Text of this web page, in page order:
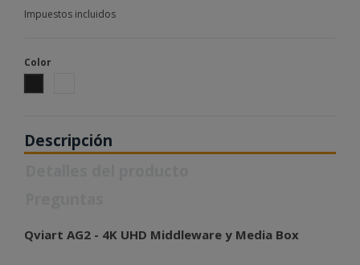
Impuestos incluidos
Color
Descripción
Qviart AG2 - 4K UHD Middleware y Media Box